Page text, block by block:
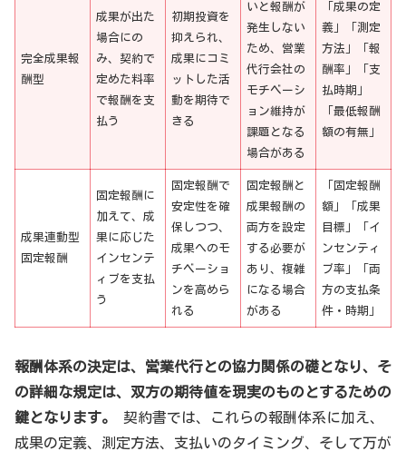
完全成果報
酬型
成果が出た
場合にの
み、契約で
定めた料率
で報酬を支
払う
初期投資を
抑えられ、
成果にコミ
ットした活
動を期待で
きる
いと報酬が
発生しない
ため、営業
代行会社の
モチベーシ
ョン維持が
課題となる
場合がある
「成果の定
義」「測定
方法」「報
酬率」「支
払時期」
「最低報酬
額の有無」
成果連動型
固定報酬
固定報酬に
加えて、成
果に応じた
インセンテ
ィブを支払
う
固定報酬で
安定性を確
保しつつ、
成果へのモ
チベーショ
ンを高めら
れる
固定報酬と
成果報酬の
両方を設定
する必要が
あり、複雑
になる場合
がある
「固定報酬
額」「成果
目標」「イ
ンセンティ
ブ率」「両
方の支払条
件・時期」
報酬体系の決定は、営業代行との協力関係の礎となり、そ
の詳細な規定は、双方の期待値を現実のものとするための
鍵となります。
契約書では、これらの報酬体系に加え、
成果の定義、測定方法、支払いのタイミング、そして万が